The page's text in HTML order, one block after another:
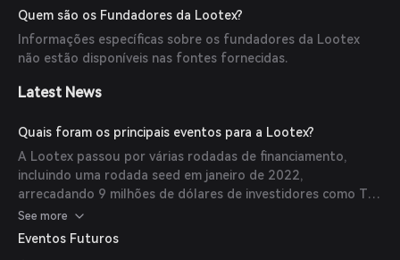
usuários em diferentes redes blockchain.
Quem são os Fundadores da Lootex?
Informações específicas sobre os fundadores da Lootex
não estão disponíveis nas fontes fornecidas.
Latest News
Quais foram os principais eventos para a Lootex?
A Lootex passou por várias rodadas de financiamento,
incluindo uma rodada seed em janeiro de 2022,
arrecadando 9 milhões de dólares de investidores como The
Spartan Group e Infinity Ventures Crypto. Além disso, uma
Oferta Inicial em Exchange (IEO) foi realizada na Huobi
See more
Eventos Futuros